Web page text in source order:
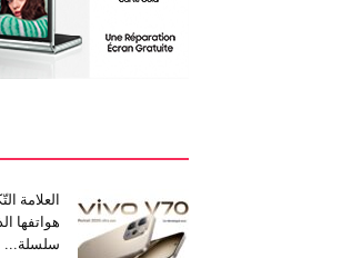
هواتفها
سلسلة...